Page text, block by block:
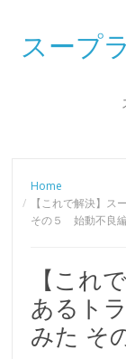
スープ
Home
【これで解決】ス
その５ 始動不良
【これ
あるト
みた そ